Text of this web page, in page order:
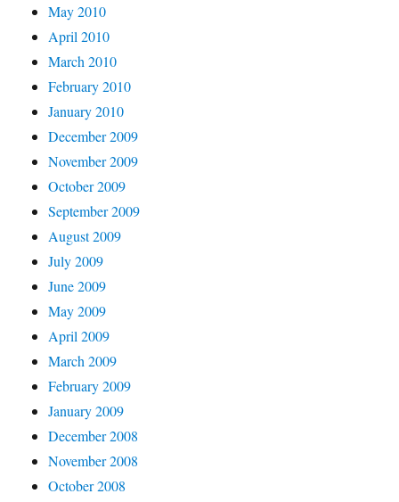
May 2010
April 2010
March 2010
February 2010
January 2010
December 2009
November 2009
October 2009
September 2009
August 2009
July 2009
June 2009
May 2009
April 2009
March 2009
February 2009
January 2009
December 2008
November 2008
October 2008